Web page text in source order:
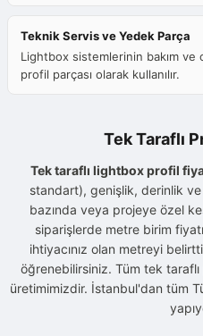
Teknik Servis ve Yedek Parça
Lightbox sistemlerinin bakım ve
profil parçası olarak kullanılır.
Tek Taraflı
Tek taraflı lightbox profil
standart), genişlik, derinlik
bazında veya projeye özel
siparişlerde metre birim
ihtiyacınız olan metreyi
öğrenebilirsiniz. Tüm tek
üretimimizdir. İstanbul'dan tüm